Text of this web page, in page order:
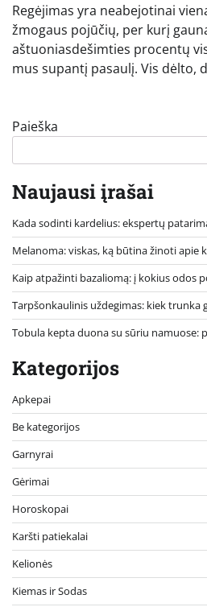
Regėjimas yra neabejotinai
žmogaus pojūčių, per kurį
aštuoniasdešimties procentų
mus supantį pasaulį. Vis dėlto,
Paieška
Naujausi įrašai
Kada sodinti kardelius: ekspertų
Melanoma: viskas, ką būtina žinoti apie
Kaip atpažinti bazaliomą: į kokius odos
Tarpšonkaulinis uždegimas: kiek trunka
Tobula kepta duona su sūriu namuose:
Kategorijos
Apkepai
Be kategorijos
Garnyrai
Gėrimai
Horoskopai
Karšti patiekalai
Kelionės
Kiemas ir Sodas